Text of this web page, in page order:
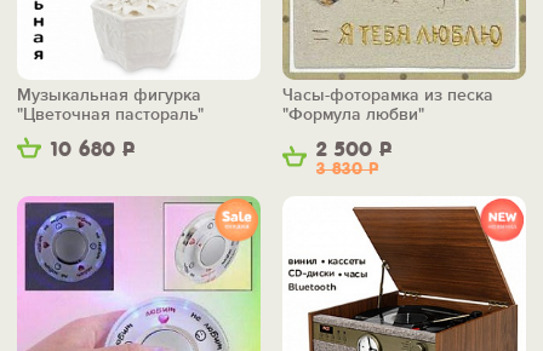
10 680 Р
Музыкальная фигурка
"Цветочная пастораль"
2 500 Р
3 830Р
Часы-фоторамка из песка
"Формула любви"